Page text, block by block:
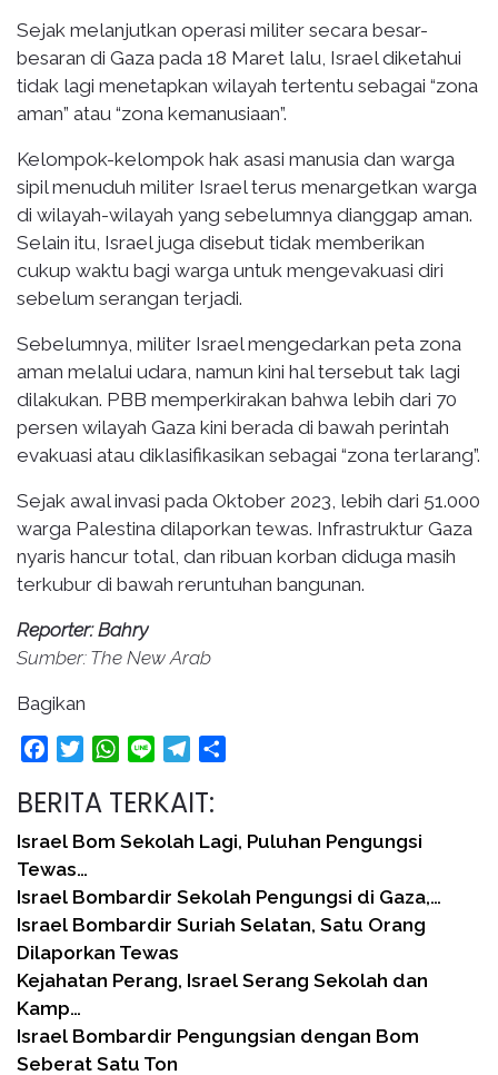
Sejak melanjutkan operasi militer secara besar-
besaran di Gaza pada 18 Maret lalu, Israel diketahui
tidak lagi menetapkan wilayah tertentu sebagai “zona
aman” atau “zona kemanusiaan”.
Kelompok-kelompok hak asasi manusia dan warga
sipil menuduh militer Israel terus menargetkan warga
di wilayah-wilayah yang sebelumnya dianggap aman.
Selain itu, Israel juga disebut tidak memberikan
cukup waktu bagi warga untuk mengevakuasi diri
sebelum serangan terjadi.
Sebelumnya, militer Israel mengedarkan peta zona
aman melalui udara, namun kini hal tersebut tak lagi
dilakukan. PBB memperkirakan bahwa lebih dari 70
persen wilayah Gaza kini berada di bawah perintah
evakuasi atau diklasifikasikan sebagai “zona terlarang”.
Sejak awal invasi pada Oktober 2023, lebih dari 51.000
warga Palestina dilaporkan tewas. Infrastruktur Gaza
nyaris hancur total, dan ribuan korban diduga masih
terkubur di bawah reruntuhan bangunan.
Reporter: Bahry
Sumber: The New Arab
Bagikan
FacebookTwitterWhatsApp
Line Telegram
BERITA TERKAIT:
Israel Bom Sekolah Lagi, Puluhan Pengungsi
Tewas…
Israel Bombardir Sekolah Pengungsi di Gaza,…
Israel Bombardir Suriah Selatan, Satu Orang
Dilaporkan Tewas
Kejahatan Perang, Israel Serang Sekolah dan
Kamp…
Israel Bombardir Pengungsian dengan Bom
Seberat Satu Ton